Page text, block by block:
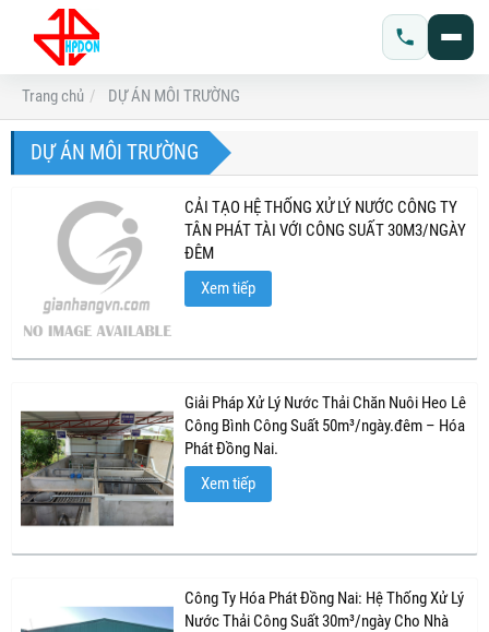
Trang chủ DỰ ÁN MÔI TRƯỜNG
DỰ ÁN MÔI TRƯỜNG
CẢI TẠO HỆ THỐNG XỬ LÝ NƯỚC CÔNG TY
TÂN PHÁT TÀI VỚI CÔNG SUẤT 30M3/NGÀY
ĐÊM
Xem tiếp
Giải Pháp Xử Lý Nước Thải Chăn Nuôi Heo Lê
Công Bình Công Suất 50m³/ngày.đêm – Hóa
Phát Đồng Nai.
Xem tiếp
Công Ty Hóa Phát Đồng Nai: Hệ Thống Xử Lý
Nước Thải Công Suất 30m³/ngày Cho Nhà